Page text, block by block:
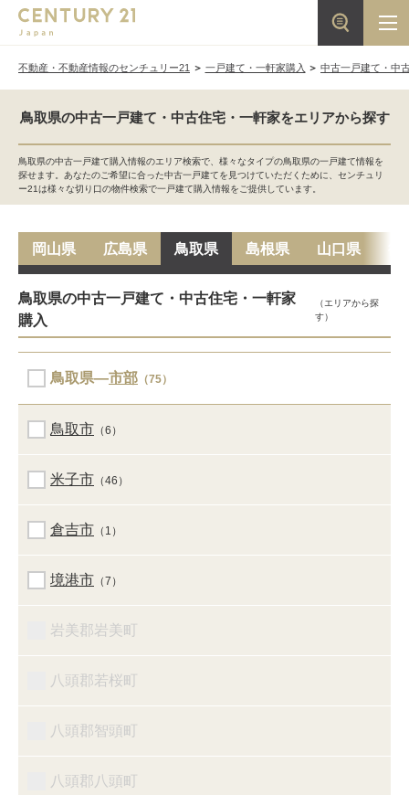
不動産・不動産情報のセンチュリー21 一戸建て・一軒家購入 中古一戸建て・中
鳥取県の中古一戸建て・中古住宅・一軒家をエリアから探す
鳥取県の中古一戸建て購入情報のエリア検索で、様々なタイプの鳥取県の一戸建て情報を
探せます。あなたのご希望に合った中古一戸建てを見つけていただくために、センチュリ
ー21は様々な切り口の物件検索で一戸建て購入情報をご提供しています。
岡山県 広島県 鳥取県 島根県 山口県
鳥取県の中古一戸建て・中古住宅・一軒家
購入
（エリアから探
す）
鳥取県―市部 （75）
鳥取市 （6）
米子市 （46）
倉吉市 （1）
境港市 （7）
岩美郡岩美町
八頭郡若桜町
八頭郡智頭町
八頭郡八頭町